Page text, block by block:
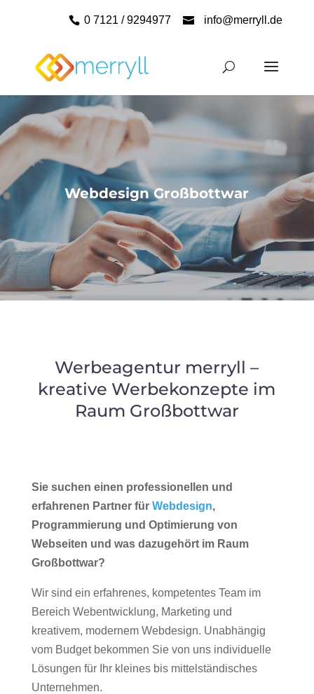
0 7121 / 9294977 info@merryll.de
Webdesign Großbottwar
Werbeagentur merryll –
kreative Werbekonzepte im
Raum Großbottwar
Sie suchen einen professionellen und
erfahrenen Partner für Webdesign,
Programmierung und Optimierung von
Webseiten und was dazugehört im Raum
Großbottwar?
Wir sind ein erfahrenes, kompetentes Team im
Bereich Webentwicklung, Marketing und
kreativem, modernem Webdesign. Unabhängig
vom Budget bekommen Sie von uns individuelle
Lösungen für Ihr kleines bis mittelständisches
Unternehmen.